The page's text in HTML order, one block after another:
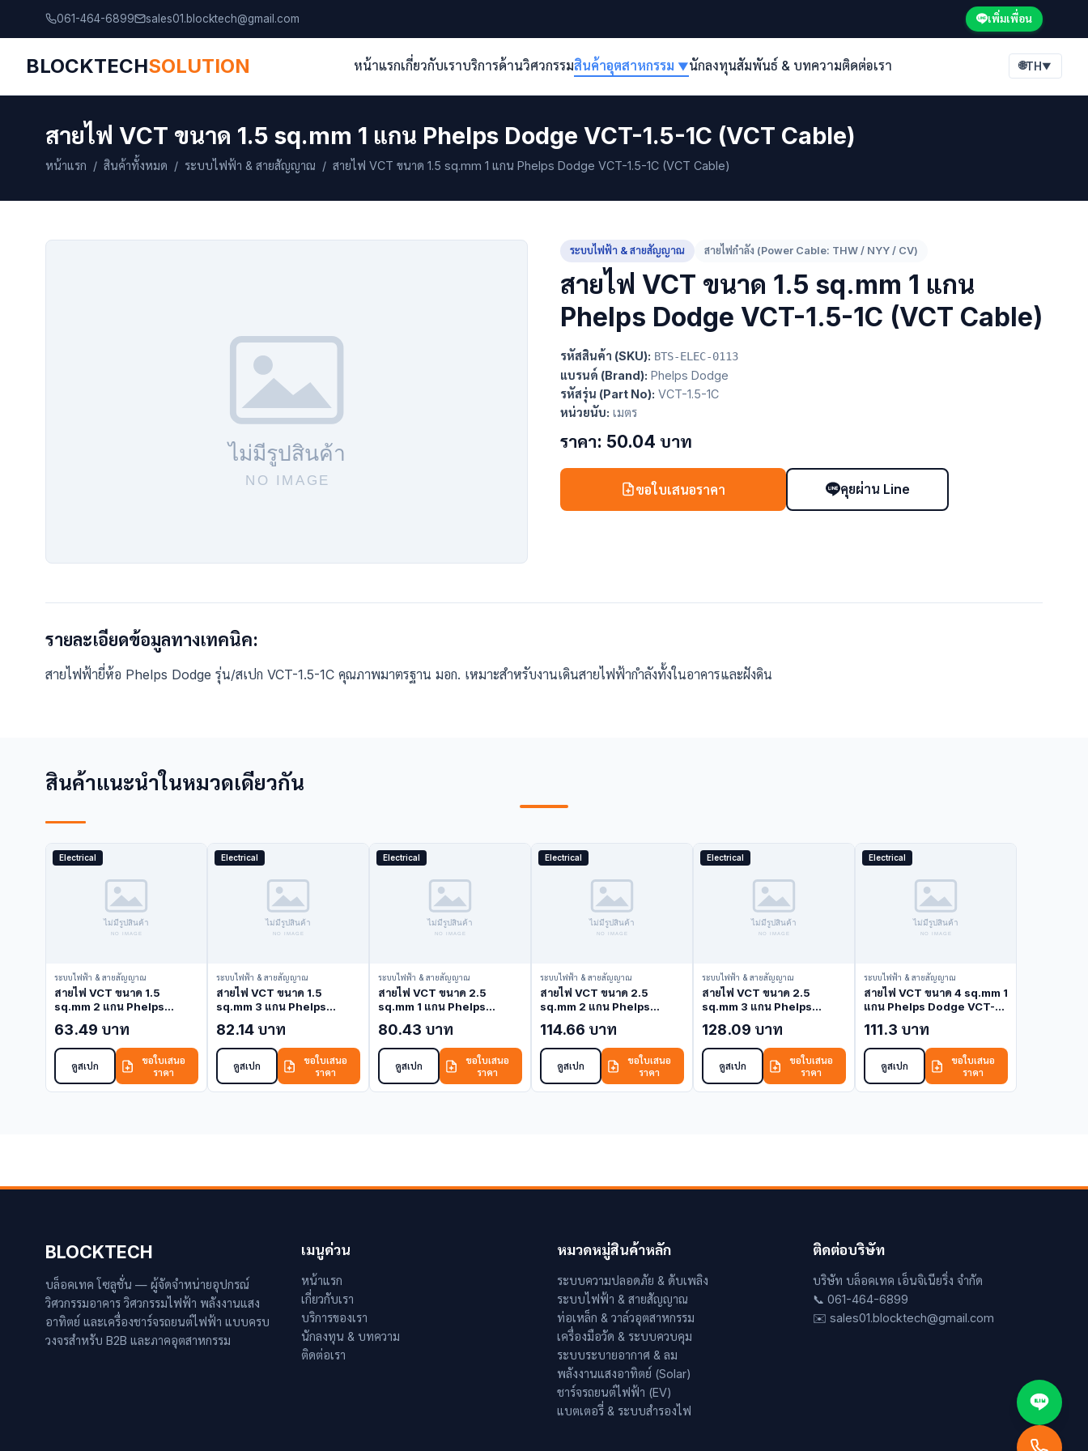
061-464-6899 sales01.blocktech@gmail.com เพิ่มเพื่อน
BLOCKTECHSOLUTION หน้าแรกเกี่ยวกับเราบริการด้านวิศวกรรมสินค้าอุตสาหกรรม ▼นักลงทุนสัมพันธ์ & บทความติดต่อเรา 🌐TH▼
สายไฟ VCT ขนาด 1.5 sq.mm 1 แกน Phelps Dodge VCT-1.5-1C (VCT Cable)
หน้าแรก / สินค้าทั้งหมด / ระบบไฟฟ้า & สายสัญญาณ / สายไฟ VCT ขนาด 1.5 sq.mm 1 แกน Phelps Dodge VCT-1.5-1C (VCT Cable)
ระบบไฟฟ้า & สายสัญญาณ สายไฟกำลัง (Power Cable: THW / NYY / CV)
สายไฟ VCT ขนาด 1.5 sq.mm 1 แกน
Phelps Dodge VCT-1.5-1C (VCT Cable)
รหัสสินค้า (SKU): BTS-ELEC-0113
แบรนด์ (Brand): Phelps Dodge
รหัสรุ่น (Part No): VCT-1.5-1C
หน่วยนับ: เมตร
ราคา: 50.04 บาท
ขอใบเสนอราคา คุยผ่าน Line
รายละเอียดข้อมูลทางเทคนิค:
สายไฟฟ้ายี่ห้อ Phelps Dodge รุ่น/สเปก VCT-1.5-1C คุณภาพมาตรฐาน มอก. เหมาะสำหรับงานเดินสายไฟฟ้ากำลังทั้งในอาคารและฝังดิน
สินค้าแนะนำในหมวดเดียวกัน
Electrical
ระบบไฟฟ้า & สายสัญญาณ
สายไฟ VCT ขนาด 1.5
sq.mm 2 แกน Phelps
Cable)
63.49 บาท
ดูสเปก
ขอใบเสนอ
ราคา
Electrical
ระบบไฟฟ้า & สายสัญญาณ
สายไฟ VCT ขนาด 1.5
sq.mm 3 แกน Phelps
Cable)
82.14 บาท
ดูสเปก
ขอใบเสนอ
ราคา
Electrical
ระบบไฟฟ้า & สายสัญญาณ
สายไฟ VCT ขนาด 2.5
sq.mm 1 แกน Phelps
Cable)
80.43 บาท
ดูสเปก
ขอใบเสนอ
ราคา
Electrical
ระบบไฟฟ้า & สายสัญญาณ
สายไฟ VCT ขนาด 2.5
sq.mm 2 แกน Phelps
Cable)
114.66 บาท
ดูสเปก
ขอใบเสนอ
ราคา
Electrical
ระบบไฟฟ้า & สายสัญญาณ
สายไฟ VCT ขนาด 2.5
sq.mm 3 แกน Phelps
Cable)
128.09 บาท
ดูสเปก
ขอใบเสนอ
ราคา
Electrical
ระบบไฟฟ้า & สายสัญญาณ
สายไฟ VCT ขนาด 4 sq.mm 1
แกน Phelps Dodge VCT-4-
111.3 บาท
ดูสเปก
ขอใบเสนอ
ราคา
BLOCKTECH
บล็อคเทค โซลูชั่น — ผู้จัดจำหน่ายอุปกรณ์
วิศวกรรมอาคาร วิศวกรรมไฟฟ้า พลังงานแสง
อาทิตย์ และเครื่องชาร์จรถยนต์ไฟฟ้า แบบครบ
วงจรสำหรับ B2B และภาคอุตสาหกรรม
เมนูด่วน
หน้าแรก
เกี่ยวกับเรา
บริการของเรา
นักลงทุน & บทความ
ติดต่อเรา
หมวดหมู่สินค้าหลัก
ระบบความปลอดภัย & ดับเพลิง
ระบบไฟฟ้า & สายสัญญาณ
ท่อเหล็ก & วาล์วอุตสาหกรรม
เครื่องมือวัด & ระบบควบคุม
ระบบระบายอากาศ & ลม
พลังงานแสงอาทิตย์ (Solar)
ชาร์จรถยนต์ไฟฟ้า (EV)
แบตเตอรี่ & ระบบสำรองไฟ
ติดต่อบริษัท
บริษัท บล็อคเทค เอ็นจิเนียริ่ง จำกัด
📞 061-464-6899
✉️ sales01.blocktech@gmail.com